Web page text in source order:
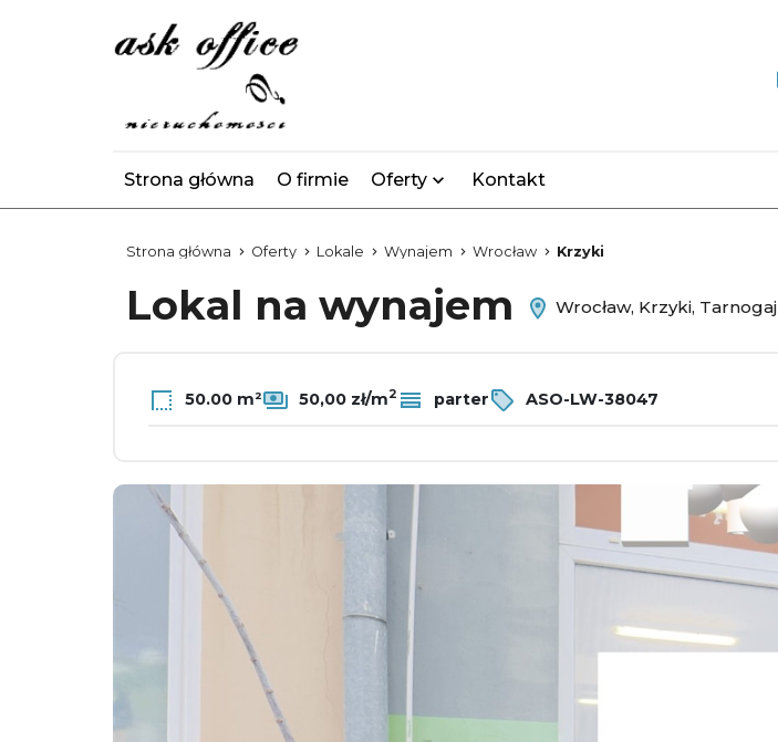
Strona główna O firmie Oferty Kontakt
Strona główna Oferty Lokale Wynajem Wrocław Krzyki
Lokal na wynajem Wrocław, Krzyki, Tarnogaj
50.00 m² 50,00 zł/m2 parter ASO-LW-38047